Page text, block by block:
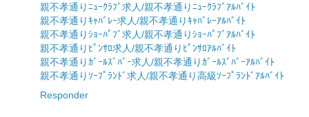
親不孝通りﾆｭｰｸﾗﾌﾞ求人/親不孝通りﾆｭｰｸﾗﾌﾞｱﾙﾊﾞｲﾄ
親不孝通りｷｬﾊﾞﾚｰ求人/親不孝通りｷｬﾊﾞﾚｰｱﾙﾊﾞｲﾄ
親不孝通りｼｮｰﾊﾟﾌﾞ求人/親不孝通りｼｮｰﾊﾟﾌﾞｱﾙﾊﾞｲﾄ
親不孝通りﾋﾟﾝｻﾛ求人/親不孝通りﾋﾟﾝｻﾛｱﾙﾊﾞｲﾄ
親不孝通りｶﾞｰﾙｽﾞﾊﾞｰ求人/親不孝通りｶﾞｰﾙｽﾞﾊﾞｰｱﾙﾊﾞｲﾄ
親不孝通りｿｰﾌﾟﾗﾝﾄﾞ求人/親不孝通り高級ｿｰﾌﾟﾗﾝﾄﾞｱﾙﾊﾞｲﾄ
Responder